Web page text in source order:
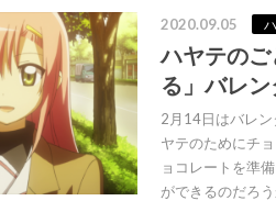
2020.09.05
ハヤテの
る」バレ
2月14日はバレ
ヤテのためにチ
ョコレートを準
ができるのだろ